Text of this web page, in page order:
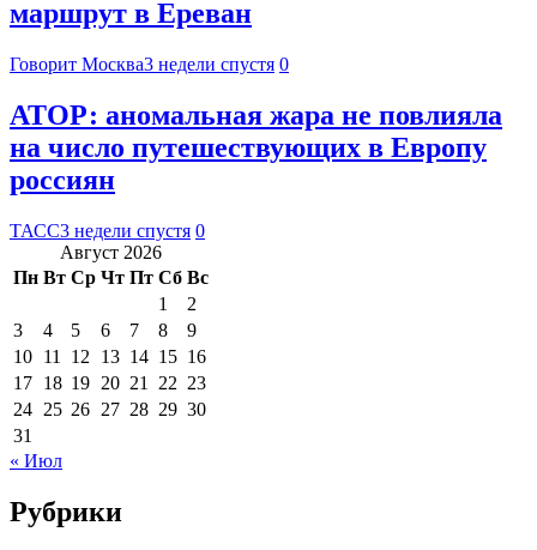
маршрут в Ереван
Говорит Москва3 недели спустя 0
АТОР: аномальная жара не повлияла
на число путешествующих в Европу
россиян
ТАСС3 недели спустя 0
Август 2026
Пн Вт Ср Чт Пт Сб Вс
1
2
3
4 5 6 7 8
9
10 11 12 13 14 15 16
17 18 19 20 21 22 23
24 25 26 27 28 29 30
31
« Июл
Рубрики